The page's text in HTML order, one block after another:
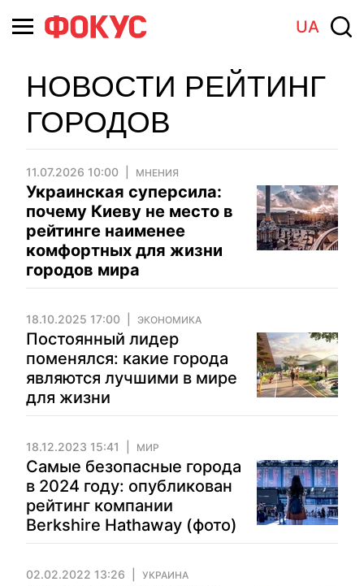
UA
НОВОСТИ РЕЙТИНГ
ГОРОДОВ
11.07.2026 10:00 МНЕНИЯ
Украинская суперсила:
почему Киеву не место в
рейтинге наименее
комфортных для жизни
городов мира
18.10.2025 17:00 ЭКОНОМИКА
Постоянный лидер
поменялся: какие города
являются лучшими в мире
для жизни
18.12.2023 15:41 МИР
Самые безопасные города
в 2024 году: опубликован
рейтинг компании
Berkshire Hathaway (фото)
02.02.2022 13:26 УКРАИНА